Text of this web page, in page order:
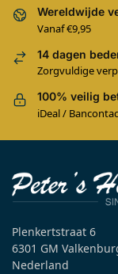
Wereldwijde
Vanaf €9,95
14 dagen
Zorgvuldige
100% veilig
iDeal /
Plenkertstraat 6
6301 GM
Nederland